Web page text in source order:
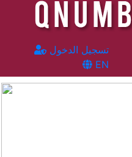
تسجيل الدخول
EN